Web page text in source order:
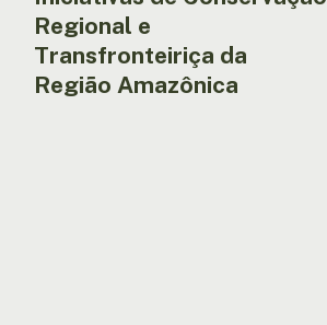
Regional e
Transfronteiriça da
Região Amazônica